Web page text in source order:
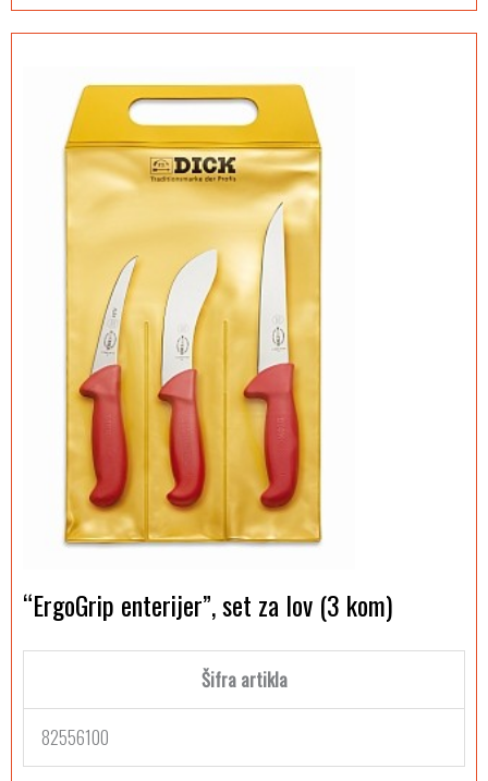
“ErgoGrip enterijer”, set za lov (3 kom)
Šifra artikla
82556100